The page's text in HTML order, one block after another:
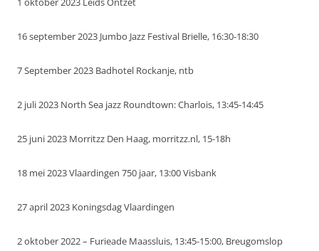
16 september 2023 Jumbo Jazz Festival Brielle, 16:30-18:30
7 September 2023 Badhotel Rockanje, ntb
2 juli 2023 North Sea jazz Roundtown: Charlois, 13:45-14:45
25 juni 2023 Morritzz Den Haag, morritzz.nl, 15-18h
18 mei 2023 Vlaardingen 750 jaar, 13:00 Visbank
27 april 2023 Koningsdag Vlaardingen
2 oktober 2022 – Furieade Maassluis, 13:45-15:00, Breugomslop